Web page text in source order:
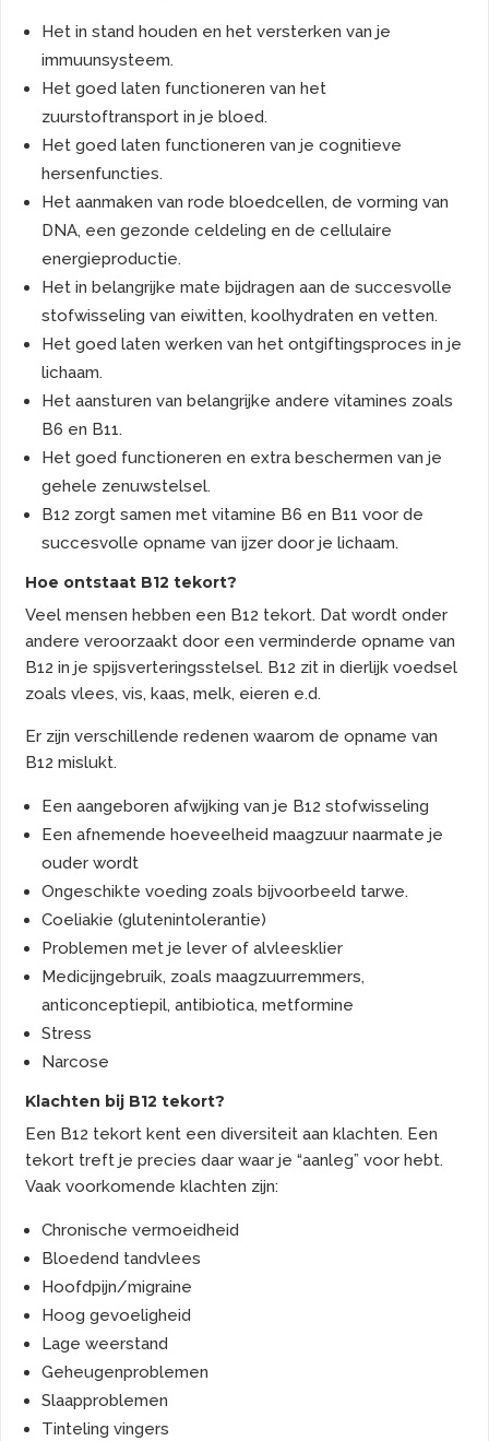
Het in stand houden en het versterken van je
immuunsysteem.
Het goed laten functioneren van het
zuurstoftransport in je bloed.
Het goed laten functioneren van je cognitieve
hersenfuncties.
Het aanmaken van rode bloedcellen, de vorming van
DNA, een gezonde celdeling en de cellulaire
energieproductie.
Het in belangrijke mate bijdragen aan de succesvolle
stofwisseling van eiwitten, koolhydraten en vetten.
Het goed laten werken van het ontgiftingsproces in je
lichaam.
Het aansturen van belangrijke andere vitamines zoals
B6 en B11.
Het goed functioneren en extra beschermen van je
gehele zenuwstelsel.
B12 zorgt samen met vitamine B6 en B11 voor de
succesvolle opname van ijzer door je lichaam.
Hoe ontstaat B12 tekort?
Veel mensen hebben een B12 tekort. Dat wordt onder
andere veroorzaakt door een verminderde opname van
B12 in je spijsverteringsstelsel. B12 zit in dierlijk voedsel
zoals vlees, vis, kaas, melk, eieren e.d.
Er zijn verschillende redenen waarom de opname van
B12 mislukt.
Een aangeboren afwijking van je B12 stofwisseling
Een afnemende hoeveelheid maagzuur naarmate je
ouder wordt
Ongeschikte voeding zoals bijvoorbeeld tarwe.
Coeliakie (glutenintolerantie)
Problemen met je lever of alvleesklier
Medicijngebruik, zoals maagzuurremmers,
anticonceptiepil, antibiotica, metformine
Stress
Narcose
Klachten bij B12 tekort?
Een B12 tekort kent een diversiteit aan klachten. Een
tekort treft je precies daar waar je “aanleg” voor hebt.
Vaak voorkomende klachten zijn:
Chronische vermoeidheid
Bloedend tandvlees
Hoofdpijn/migraine
Hoog gevoeligheid
Lage weerstand
Geheugenproblemen
Slaapproblemen
Tinteling vingers